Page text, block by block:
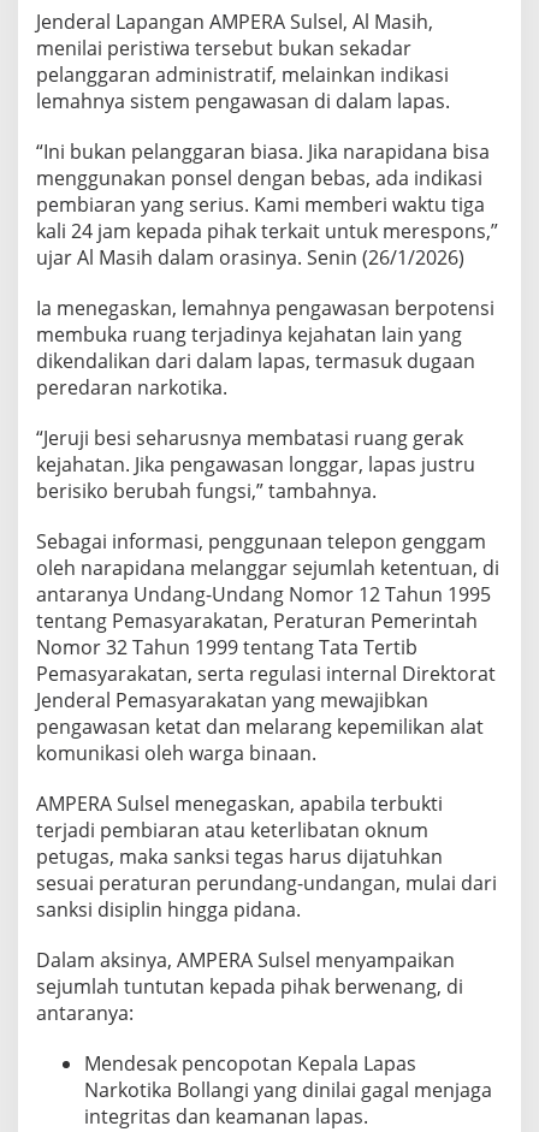
a
p
i
Jenderal Lapangan AMPERA Sulsel, Al Masih,
menilai peristiwa tersebut bukan sekadar
pelanggaran administratif, melainkan indikasi
lemahnya sistem pengawasan di dalam lapas.
“Ini bukan pelanggaran biasa. Jika narapidana bisa
menggunakan ponsel dengan bebas, ada indikasi
pembiaran yang serius. Kami memberi waktu tiga
kali 24 jam kepada pihak terkait untuk merespons,”
ujar Al Masih dalam orasinya. Senin (26/1/2026)
Ia menegaskan, lemahnya pengawasan berpotensi
membuka ruang terjadinya kejahatan lain yang
dikendalikan dari dalam lapas, termasuk dugaan
peredaran narkotika.
“Jeruji besi seharusnya membatasi ruang gerak
kejahatan. Jika pengawasan longgar, lapas justru
berisiko berubah fungsi,” tambahnya.
Sebagai informasi, penggunaan telepon genggam
oleh narapidana melanggar sejumlah ketentuan, di
antaranya Undang-Undang Nomor 12 Tahun 1995
tentang Pemasyarakatan, Peraturan Pemerintah
Nomor 32 Tahun 1999 tentang Tata Tertib
Pemasyarakatan, serta regulasi internal Direktorat
Jenderal Pemasyarakatan yang mewajibkan
pengawasan ketat dan melarang kepemilikan alat
komunikasi oleh warga binaan.
AMPERA Sulsel menegaskan, apabila terbukti
terjadi pembiaran atau keterlibatan oknum
petugas, maka sanksi tegas harus dijatuhkan
sesuai peraturan perundang-undangan, mulai dari
sanksi disiplin hingga pidana.
Dalam aksinya, AMPERA Sulsel menyampaikan
sejumlah tuntutan kepada pihak berwenang, di
antaranya:
Mendesak pencopotan Kepala Lapas
Narkotika Bollangi yang dinilai gagal menjaga
integritas dan keamanan lapas.